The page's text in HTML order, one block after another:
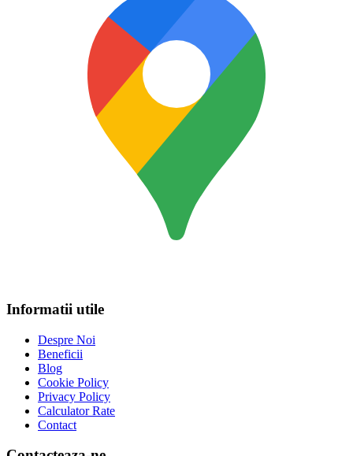
Informatii utile
Despre Noi
Beneficii
Blog
Cookie Policy
Privacy Policy
Calculator Rate
Contact